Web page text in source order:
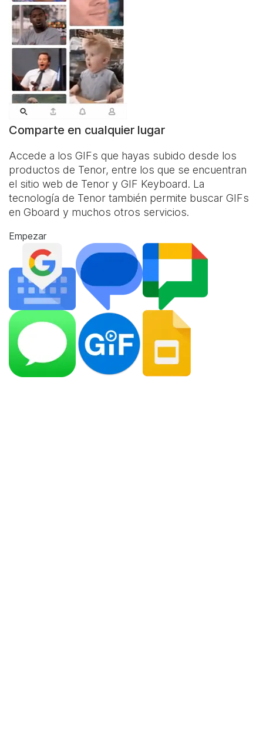
Comparte en cualquier lugar
Accede a los GIFs que hayas subido desde los
productos de Tenor, entre los que se encuentran
el sitio web de Tenor y GIF Keyboard. La
tecnología de Tenor también permite buscar GIFs
en Gboard y muchos otros servicios.
Empezar